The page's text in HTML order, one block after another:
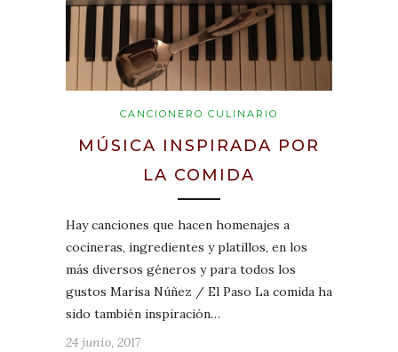
CANCIONERO CULINARIO
MÚSICA INSPIRADA POR
LA COMIDA
Hay canciones que hacen homenajes a
cocineras, ingredientes y platillos, en los
más diversos géneros y para todos los
gustos Marisa Núñez / El Paso La comida ha
sido también inspiración…
24 junio, 2017